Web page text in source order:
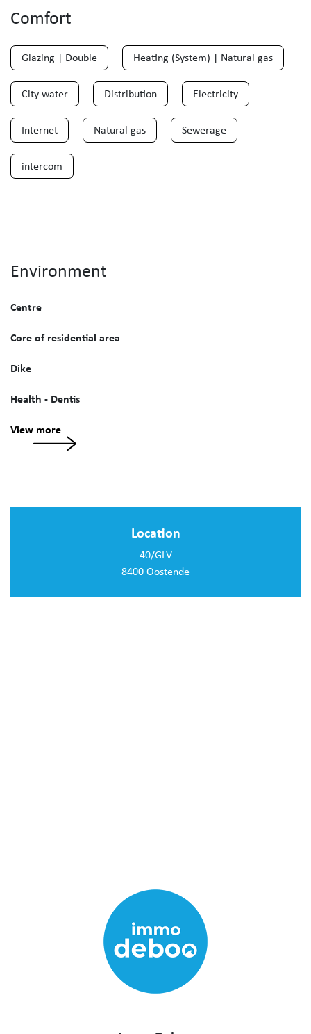
Comfort
Glazing | Double Heating (System) | Natural gas
City water Distribution Electricity
Internet Natural gas Sewerage
intercom
Environment
Centre
Core of residential area
Dike
Health - Dentis
View more
Location
40/GLV
8400 Oostende